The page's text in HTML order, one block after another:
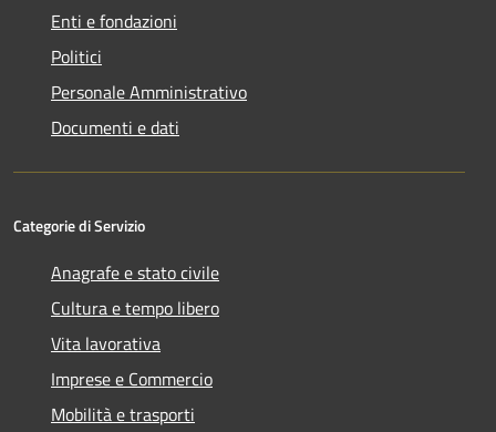
Enti e fondazioni
Politici
Personale Amministrativo
Documenti e dati
Categorie di Servizio
Anagrafe e stato civile
Cultura e tempo libero
Vita lavorativa
Imprese e Commercio
Mobilità e trasporti